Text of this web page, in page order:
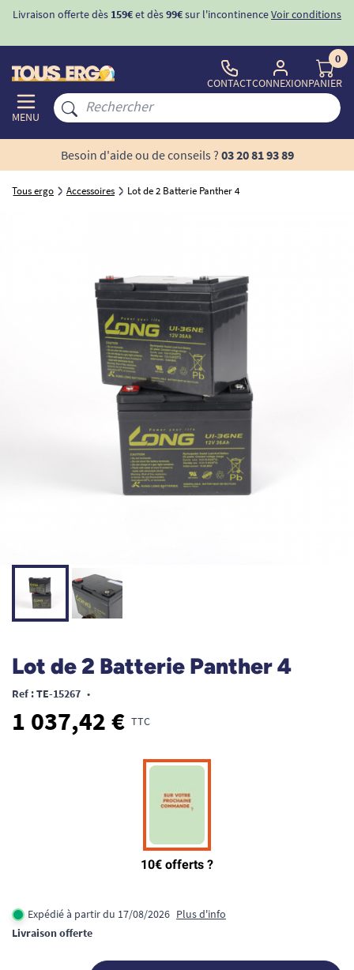
Livraison offerte dès 159€et dès99€sur l'incontinenceVoir conditions
MENU
CONTACTCONNEXION
0
PANIER
Besoin d'aide ou de conseils ? 03 20 81 93 89
Tous ergo Accessoires Lot de 2 Batterie Panther 4
Lot de 2 Batterie Panther 4
Ref : TE-15267 •
1 037,42 € TTC
Expédié à partir du 17/08/2026 Plus d'info
Livraison offerte